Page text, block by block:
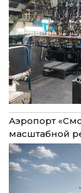
Аэропорт
масштабной